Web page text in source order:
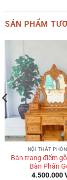
SẢN PHẨM
NỘI THẤT
Bàn trang điểm
Bàn Phấn
4.500.000